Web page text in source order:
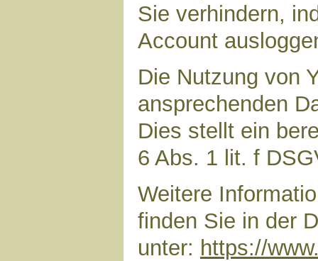
Sie verhindern,
Account
Die Nutzung von
ansprechenden
Dies stellt ein
6 Abs. 1 lit. f
Weitere
finden Sie in der
unter: https://